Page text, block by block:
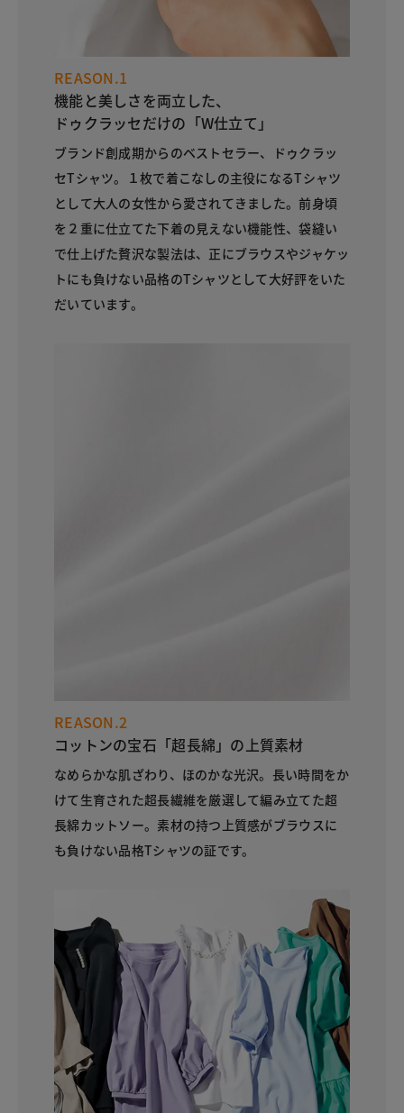
REASON.1
機能と美しさを両立した、
ドゥクラッセだけの「W仕立て」
ブランド創成期からのベストセラー、ドゥクラッ
セTシャツ。１枚で着こなしの主役になるTシャツ
として大人の女性から愛されてきました。前身頃
を２重に仕立てた下着の見えない機能性、袋縫い
で仕上げた贅沢な製法は、正にブラウスやジャケッ
トにも負けない品格のTシャツとして大好評をいた
だいています。
REASON.2
コットンの宝石「超長綿」の上質素材
なめらかな肌ざわり、ほのかな光沢。長い時間をか
けて生育された超長繊維を厳選して編み立てた超
長綿カットソー。素材の持つ上質感がブラウスに
も負けない品格Tシャツの証です。